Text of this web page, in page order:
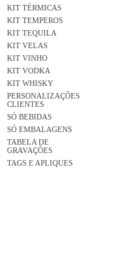
KIT TÉRMICAS
KIT TEMPEROS
KIT TEQUILA
KIT VELAS
KIT VINHO
KIT VODKA
KIT WHISKY
PERSONALIZAÇÕES
CLIENTES
SÓ BEBIDAS
SÓ EMBALAGENS
TABELA DE
GRAVAÇÕES
TAGS E APLIQUES